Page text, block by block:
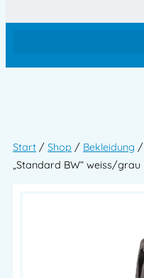
Start / Shop / Bekleidung /
„Standard BW“ weiss/grau